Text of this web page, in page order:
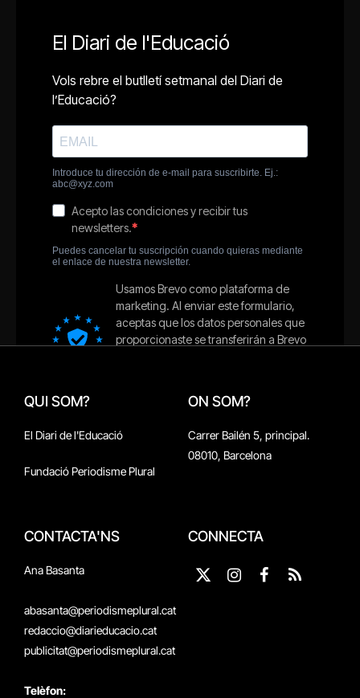
QUI SOM?
El Diari de l'Educació
Fundació Periodisme Plural
ON SOM?
Carrer Bailén 5, principal.
08010, Barcelona
CONTACTA'NS
Ana Basanta
abasanta@periodismeplural.cat
redaccio@diarieducacio.cat
publicitat@periodismeplural.cat
Telèfon:
CONNECTA
X
InstagramFacebook
RSS